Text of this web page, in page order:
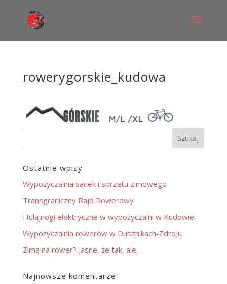
rowerygorskie_kudowa
Ostatnie wpisy
Wypożyczalnia sanek i sprzętu zimowego
Transgraniczny Rajd Rowerowy
Hulajnogi elektryczne w wypożyczalni w Kudowie.
Wypożyczalnia rowerów w Dusznikach-Zdroju
Zimą na rower? Jasne, że tak, ale…
Najnowsze komentarze